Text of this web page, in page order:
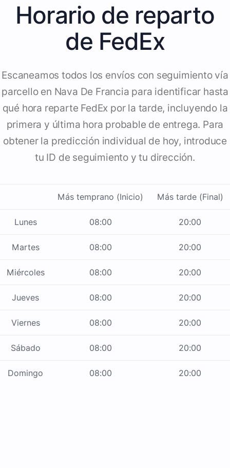
Horario de reparto
de FedEx
Escaneamos todos los envíos con seguimiento vía
parcello en Nava De Francia para identificar hasta
qué hora reparte FedEx por la tarde, incluyendo la
primera y última hora probable de entrega. Para
obtener la predicción individual de hoy, introduce
tu ID de seguimiento y tu dirección.
Más temprano (Inicio) Más tarde (Final)
Lunes 08:00 20:00
Martes 08:00 20:00
Miércoles 08:00 20:00
Jueves 08:00 20:00
Viernes 08:00 20:00
Sábado 08:00 20:00
Domingo 08:00 20:00